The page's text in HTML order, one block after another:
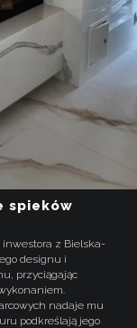
spieków
z Bielska-
designu i
przyciągając
nadaje mu
podkreślają jego